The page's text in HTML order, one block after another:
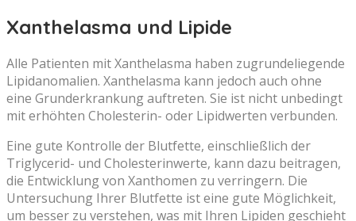
Xanthelasma und Lipide
Alle Patienten mit Xanthelasma haben zugrundeliegende
Lipidanomalien. Xanthelasma kann jedoch auch ohne
eine Grunderkrankung auftreten. Sie ist nicht unbedingt
mit erhöhten Cholesterin- oder Lipidwerten verbunden.
Eine gute Kontrolle der Blutfette, einschließlich der
Triglycerid- und Cholesterinwerte, kann dazu beitragen,
die Entwicklung von Xanthomen zu verringern. Die
Untersuchung Ihrer Blutfette ist eine gute Möglichkeit,
um besser zu verstehen, was mit Ihren Lipiden geschieht